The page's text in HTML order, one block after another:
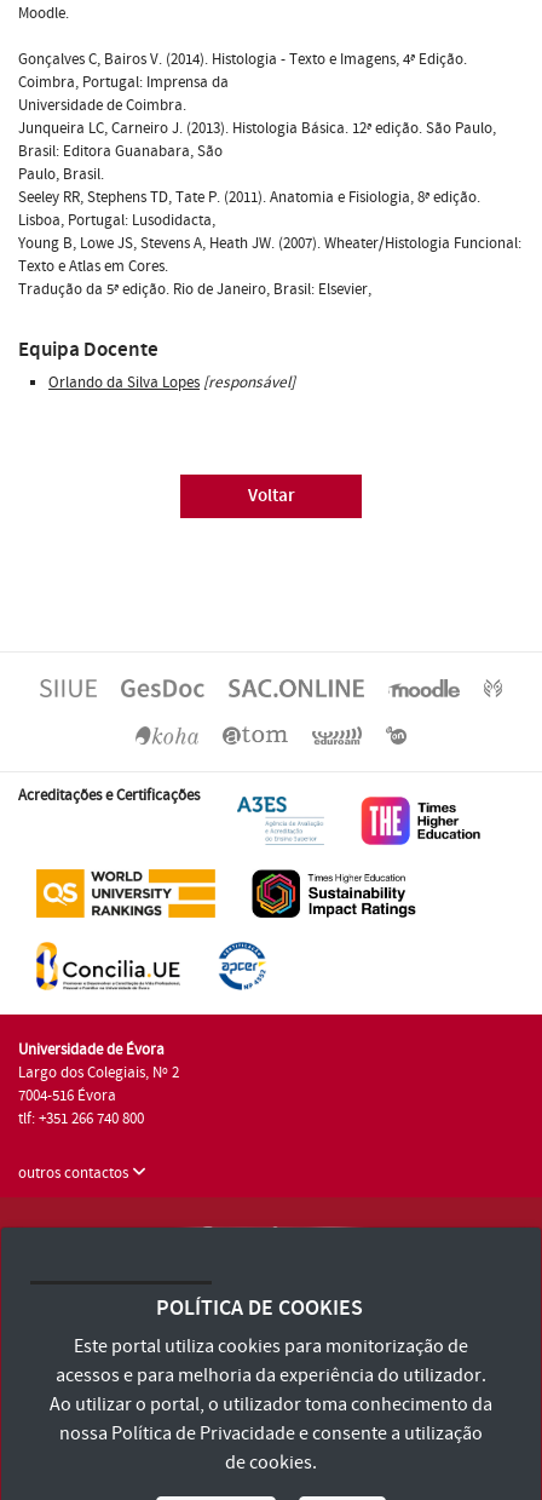
Moodle.
Gonçalves C, Bairos V. (2014). Histologia - Texto e Imagens, 4ª Edição.
Coimbra, Portugal: Imprensa da
Universidade de Coimbra.
Junqueira LC, Carneiro J. (2013). Histologia Básica. 12ª edição. São Paulo,
Brasil: Editora Guanabara, São
Paulo, Brasil.
Seeley RR, Stephens TD, Tate P. (2011). Anatomia e Fisiologia, 8ª edição.
Lisboa, Portugal: Lusodidacta,
Young B, Lowe JS, Stevens A, Heath JW. (2007). Wheater/Histologia Funcional:
Texto e Atlas em Cores.
Tradução da 5ª edição. Rio de Janeiro, Brasil: Elsevier,
Equipa Docente
Orlando da Silva Lopes [responsável]
Voltar
Acreditações e Certificações
Universidade de Évora
Largo dos Colegiais, Nº 2
7004-516 Évora
tlf: +351 266 740 800
outros contactos
Consulte os Termos e Condições e Política de Privacidade
Declaração de Acessibilidade
POLÍTICA DE COOKIES
Este portal utiliza cookies para monitorização de
acessos e para melhoria da experiência do utilizador.
Ao utilizar o portal, o utilizador toma conhecimento da
nossa Política de Privacidadee consente a utilização
de cookies.